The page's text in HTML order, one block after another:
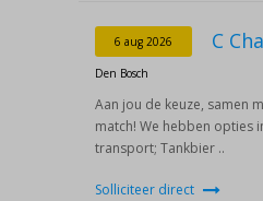
6 aug 2026 C
Den Bosch
Aan jou de keuze, samen
match! We hebben opties
transport; Tankbier ..
Solliciteer direct